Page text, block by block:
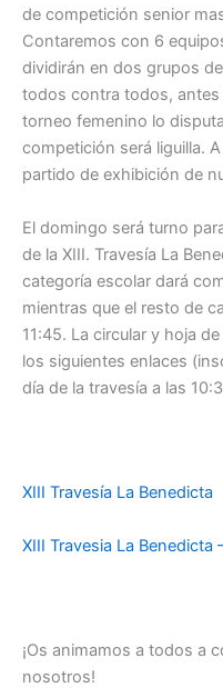
de competición senior
Contaremos con 6
dividirán en dos grupos
todos contra todos, antes
torneo femenino lo
competición será liguilla.
partido de exhibición de
El domingo será turno
de la XIII. Travesía La
categoría escolar dará
mientras que el resto de
11:45. La circular y hoja
los siguientes enlaces
día de la travesía a las
XIII Travesía La Benedicta
XIII Travesia La Benedicta
¡Os animamos a todos a
nosotros!